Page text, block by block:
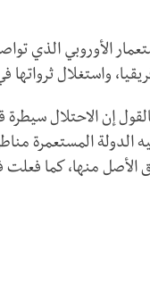
واستغلال
إن الاحتلال
الدولة المستعمرة
منها، كما فعلت